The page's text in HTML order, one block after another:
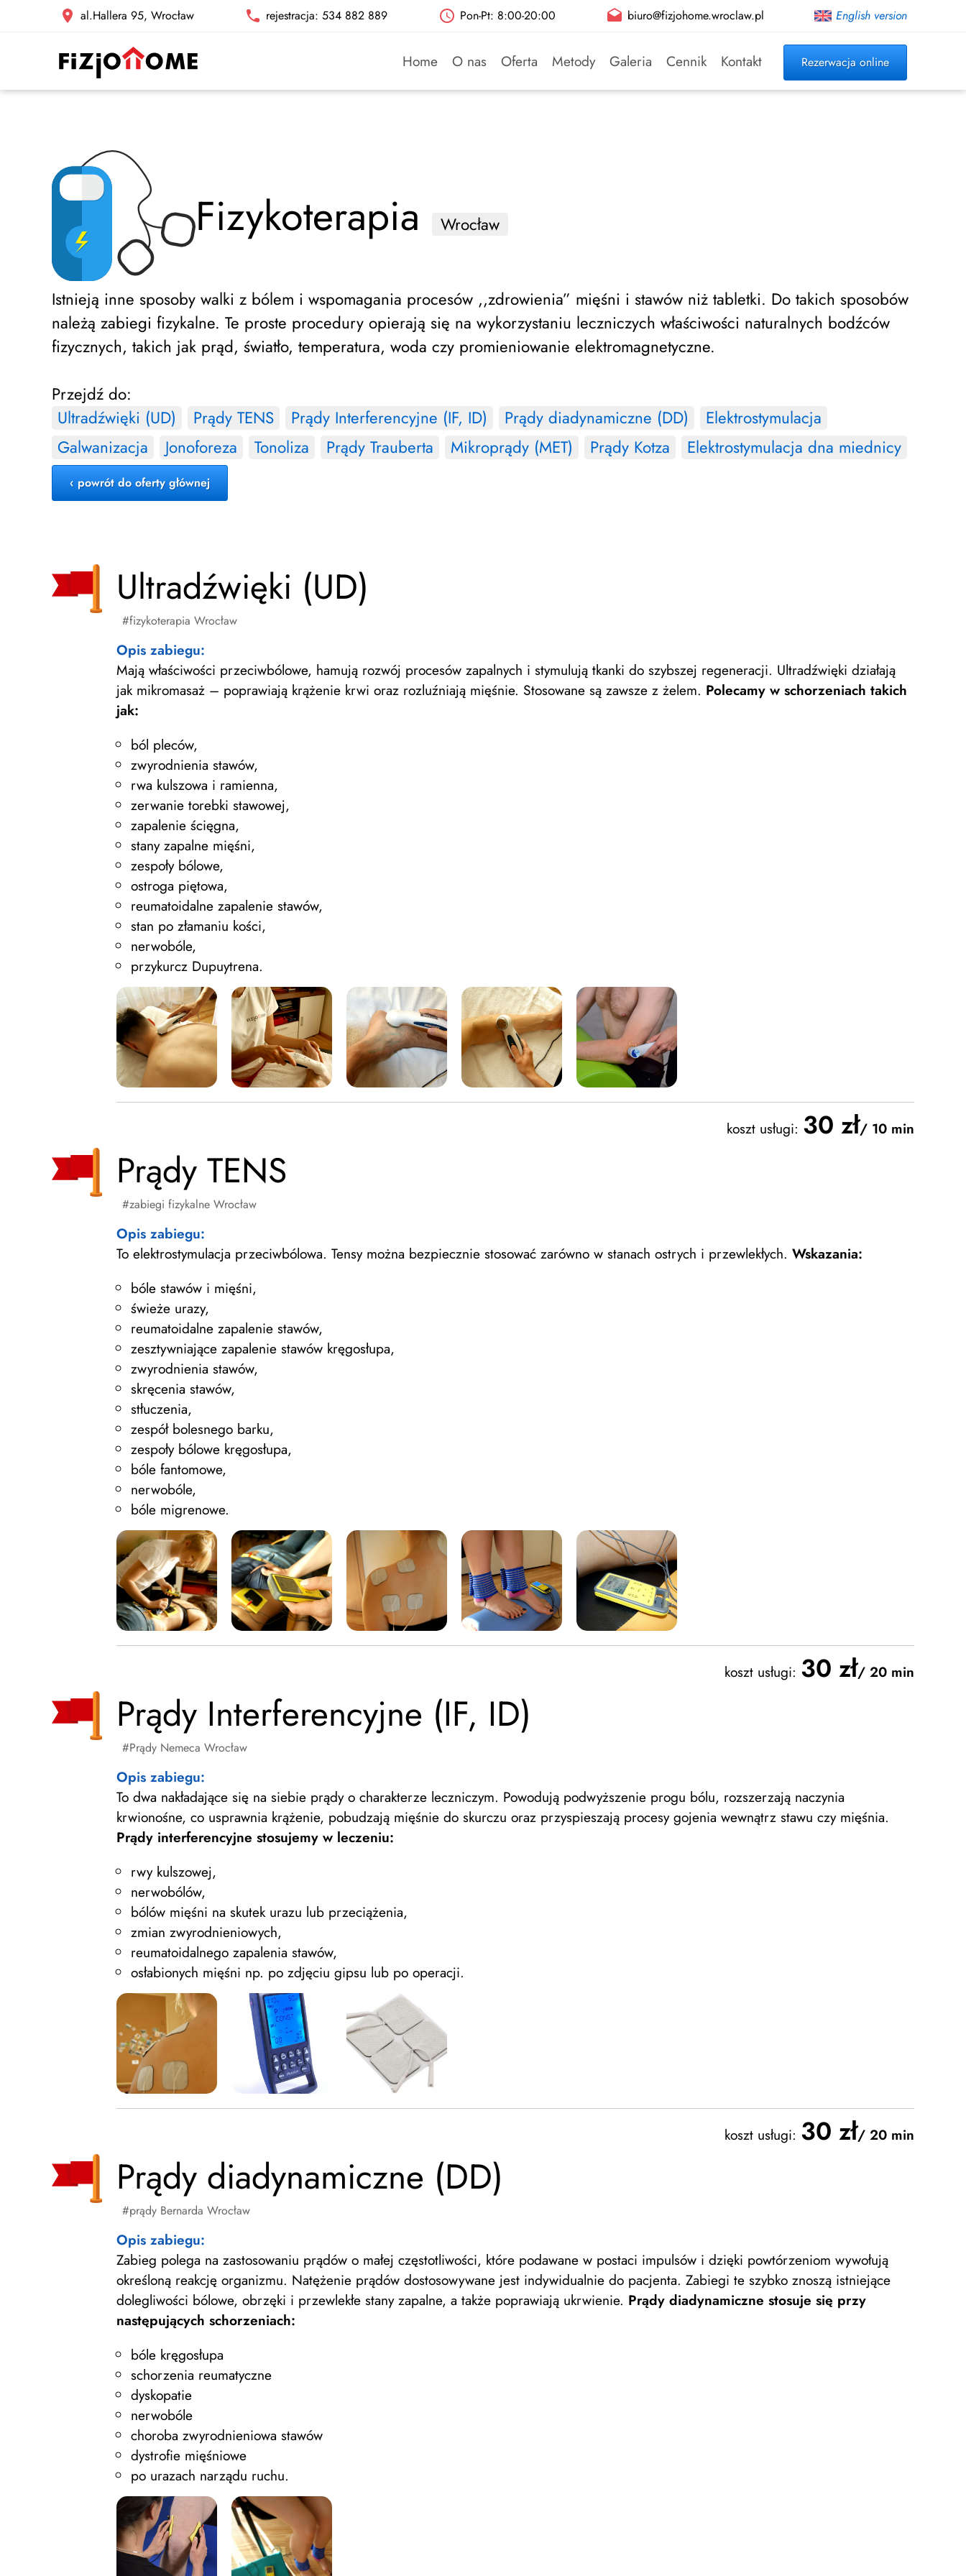
al.Hallera 95, Wrocław rejestracja: 534 882 889 Pon-Pt: 8:00-20:00 biuro@fizjohome.wroclaw.pl English version
Rezerwacja online
Home O nas Oferta Metody Galeria Cennik Kontakt
Fizykoterapia Wrocław
Istnieją inne sposoby walki z bólem i wspomagania procesów ,,zdrowienia” mięśni i stawów niż tabletki. Do takich sposobów
należą zabiegi fizykalne. Te proste procedury opierają się na wykorzystaniu leczniczych właściwości naturalnych bodźców
fizycznych, takich jak prąd, światło, temperatura, woda czy promieniowanie elektromagnetyczne.
Przejdź do:
Ultradźwięki (UD)
Prądy TENS Prądy Interferencyjne (IF, ID) Prądy diadynamiczne (DD)
Elektrostymulacja
Galwanizacja
Jonoforeza Tonoliza Prądy Trauberta Mikroprądy (MET) Prądy Kotza Elektrostymulacja dna miednicy
‹ powrót do oferty głównej
Ultradźwięki (UD)
fizykoterapia Wrocław
Opis zabiegu:
Mają właściwości przeciwbólowe, hamują rozwój procesów zapalnych i stymulują tkanki do szybszej regeneracji. Ultradźwięki działają
jak mikromasaż – poprawiają krążenie krwi oraz rozluźniają mięśnie. Stosowane są zawsze z żelem. Polecamy w schorzeniach takich
jak:
ból pleców,
zwyrodnienia stawów,
rwa kulszowa i ramienna,
zerwanie torebki stawowej,
zapalenie ścięgna,
stany zapalne mięśni,
zespoły bólowe,
ostroga piętowa,
reumatoidalne zapalenie stawów,
stan po złamaniu kości,
nerwobóle,
przykurcz Dupuytrena.
koszt usługi: 30 zł/ 10 min
Prądy TENS
zabiegi fizykalne Wrocław
Opis zabiegu:
To elektrostymulacja przeciwbólowa. Tensy można bezpiecznie stosować zarówno w stanach ostrych i przewlekłych. Wskazania:
bóle stawów i mięśni,
świeże urazy,
reumatoidalne zapalenie stawów,
zesztywniające zapalenie stawów kręgosłupa,
zwyrodnienia stawów,
skręcenia stawów,
stłuczenia,
zespół bolesnego barku,
zespoły bólowe kręgosłupa,
bóle fantomowe,
nerwobóle,
bóle migrenowe.
koszt usługi: 30 zł/ 20 min
Prądy Interferencyjne (IF, ID)
Prądy Nemeca Wrocław
Opis zabiegu:
To dwa nakładające się na siebie prądy o charakterze leczniczym. Powodują podwyższenie progu bólu, rozszerzają naczynia
krwionośne, co usprawnia krążenie, pobudzają mięśnie do skurczu oraz przyspieszają procesy gojenia wewnątrz stawu czy mięśnia.
Prądy interferencyjne stosujemy w leczeniu:
rwy kulszowej,
nerwobólów,
bólów mięśni na skutek urazu lub przeciążenia,
zmian zwyrodnieniowych,
reumatoidalnego zapalenia stawów,
osłabionych mięśni np. po zdjęciu gipsu lub po operacji.
koszt usługi: 30 zł/ 20 min
Prądy diadynamiczne (DD)
prądy Bernarda Wrocław
Opis zabiegu:
Zabieg polega na zastosowaniu prądów o małej częstotliwości, które podawane w postaci impulsów i dzięki powtórzeniom wywołują
określoną reakcję organizmu. Natężenie prądów dostosowywane jest indywidualnie do pacjenta. Zabiegi te szybko znoszą istniejące
dolegliwości bólowe, obrzęki i przewlekłe stany zapalne, a także poprawiają ukrwienie. Prądy diadynamiczne stosuje się przy
następujących schorzeniach:
bóle kręgosłupa
schorzenia reumatyczne
dyskopatie
nerwobóle
choroba zwyrodnieniowa stawów
dystrofie mięśniowe
po urazach narządu ruchu.